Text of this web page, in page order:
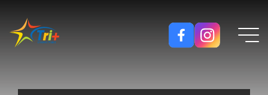
Button used only for devices with a small screen